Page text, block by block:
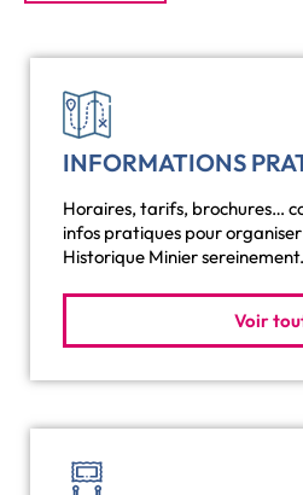
INFORMATIONS
Horaires, tarifs, brochures…
infos pratiques pour
Historique Minier sereinement.
Voir